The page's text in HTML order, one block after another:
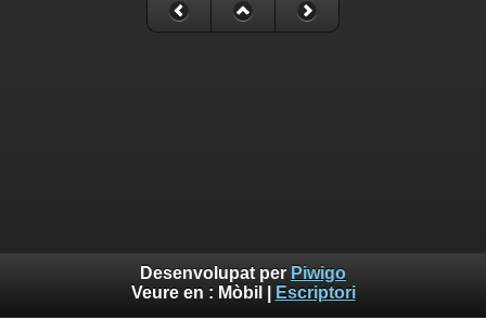
Desenvolupat per Piwigo
Veure en : Mòbil Escriptori